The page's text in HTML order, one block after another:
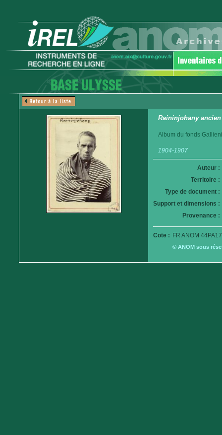
Raininjohany
Album du fonds
1904-1907
Auteur :
Territoire :
Type de document :
Support et dimensions :
Provenance :
Cote : FR ANOM
© ANOM sous